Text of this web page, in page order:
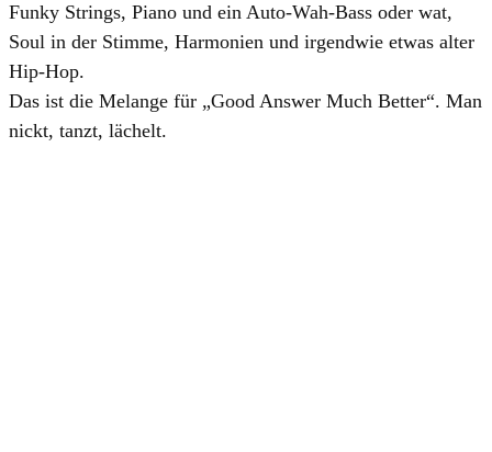
Funky Strings, Piano und ein Auto-Wah-Bass oder wat,
Soul in der Stimme, Harmonien und irgendwie etwas alter
Hip-Hop.
Das ist die Melange für „Good Answer Much Better“. Man
nickt, tanzt, lächelt.